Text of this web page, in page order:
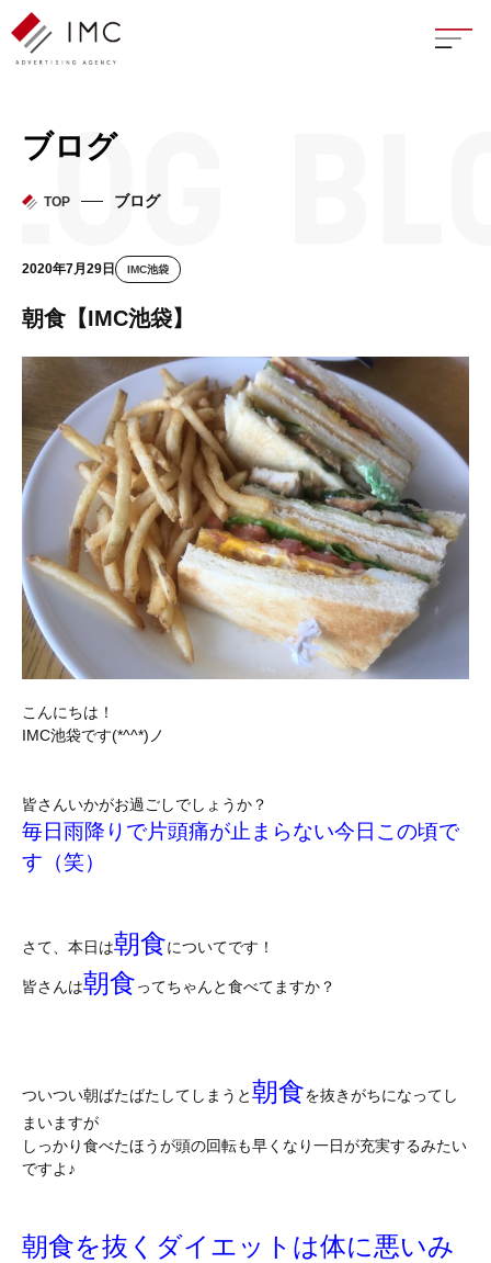
座談
フェ
ブログ
TOP ブログ
2020年7月29日 IMC池袋
朝食【IMC池袋】
こんにちは！
IMC池袋です(*^^*)ノ
皆さんいかがお過ごしでしょうか？
毎日雨降りで片頭痛が止まらない今日この頃で
す（笑）
さて、本日は朝食についてです！
皆さんは朝食ってちゃんと食べてますか？
ついつい朝ばたばたしてしまうと朝食を抜きがちになってし
まいますが
しっかり食べたほうが頭の回転も早くなり一日が充実するみたい
ですよ♪
朝食を抜くダイエットは体に悪いみ